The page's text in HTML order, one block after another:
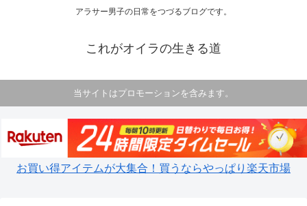
アラサー男子の日常をつづるブログです。
これがオイラの生きる道
当サイトはプロモーションを含みます。
お買い得アイテムが大集合！買うならやっぱり楽天市場